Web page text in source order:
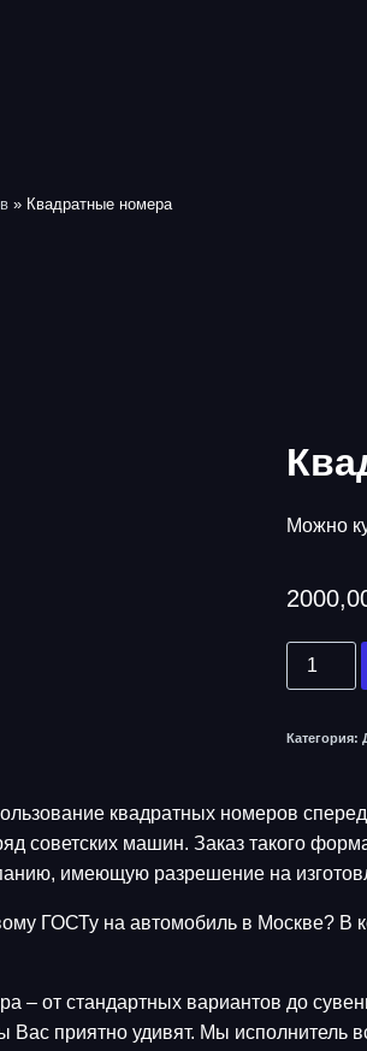
» Квадратные номера
Можно
товара
номера
Категория:
квадратных номеров
советских машин. Заказ такого
имеющую разрешение на
ГОСТу на автомобиль в Москве?
– от стандартных вариантов до
приятно удивят. Мы исполнитель